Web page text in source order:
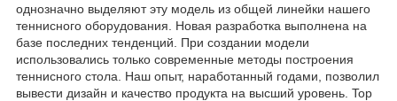
однозначно выделяют эту модель из общей линейки нашего
теннисного оборудования. Новая разработка выполнена на
базе последних тенденций. При создании модели
использовались только современные методы построения
теннисного стола. Наш опыт, наработанный годами, позволил
вывести дизайн и качество продукта на высший уровень. Top